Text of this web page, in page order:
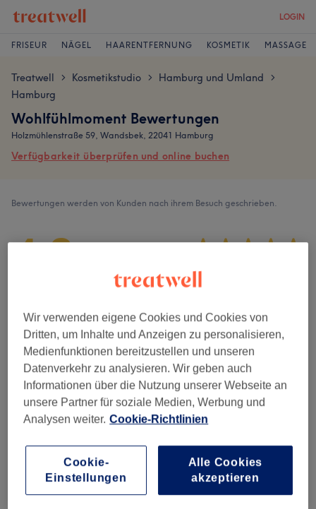
LOGIN
FRISEUR NÄGEL HAARENTFERNUNG KOSMETIK MASSAGE
Treatwell > Kosmetikstudio > Hamburg und Umland >
Hamburg
Wohlfühlmoment Bewertungen
Holzmühlenstraße 59, Wandsbek, 22041 Hamburg
Verfügbarkeit überprüfen und online buchen
Bewertungen werden von Kunden nach ihrem Besuch geschrieben.
4,8
Sauberkeit
Service
Bewertung Nach Sternen filtern
Wir verwenden eigene Cookies und Cookies von
Dritten, um Inhalte und Anzeigen zu personalisieren,
Medienfunktionen bereitzustellen und unseren
Datenverkehr zu analysieren. Wir geben auch
Informationen über die Nutzung unserer Webseite an
unsere Partner für soziale Medien, Werbung und
Analysen weiter. Cookie-Richtlinien
Cookie-
Einstellungen
Alle Cookies
akzeptieren